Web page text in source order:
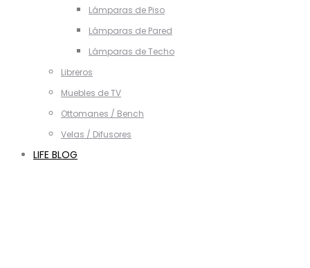
Lámparas de Piso
Lámparas de Pared
Lámparas de Techo
Libreros
Muebles de TV
Ottomanes / Bench
Velas / Difusores
LIFE BLOG